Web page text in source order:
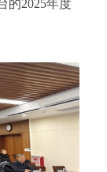
的2025年度